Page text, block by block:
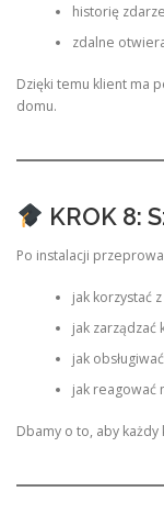
historię
zdalne
Dzięki temu klient ma
domu.
KROK 8:
Po instalacji
jak korzystać
jak zarządzać
jak
jak reagować
Dbamy o to, aby każdy